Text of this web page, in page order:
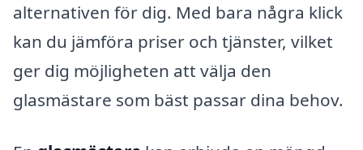
alternativen för dig. Med bara några klick
kan du jämföra priser och tjänster, vilket
ger dig möjligheten att välja den
glasmästare som bäst passar dina behov.